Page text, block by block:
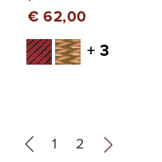
€ 62,00
+ 3
« 1 2 »